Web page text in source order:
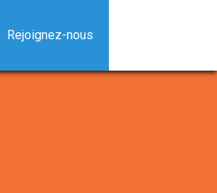
Rejoignez-nous